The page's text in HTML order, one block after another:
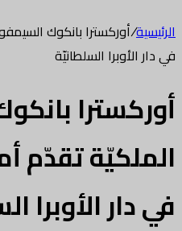
الرئيسية/أوركسترا بانكوك
في دار الأوبرا السلطانيّة
أوركسترا
الملكيّة تقدّم
في دار الأوبرا